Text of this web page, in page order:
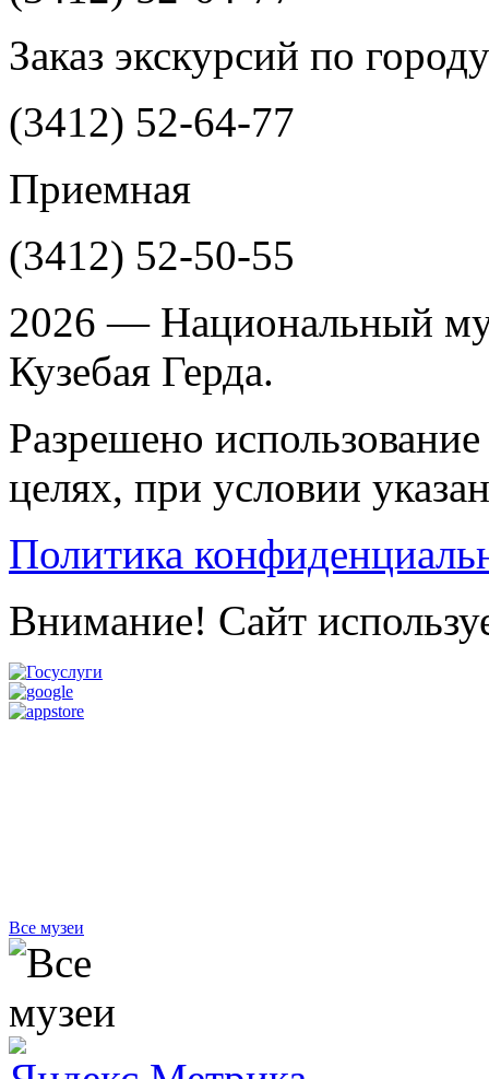
Заказ экскурсий по городу
(3412) 52-64-77
Приемная
(3412) 52-50-55
2026 — Национальный
Кузебая Герда.
Разрешено
целях, при условии
Политика
Внимание! Сайт
Все музеи